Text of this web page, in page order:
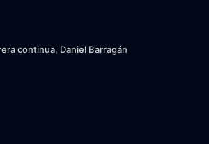
continua, Daniel Barragán